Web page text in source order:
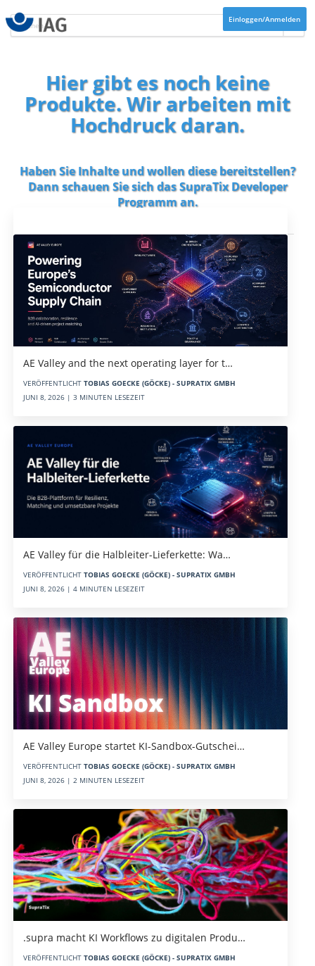
Einloggen/Anmelden
Hier gibt es noch keine
Produkte. Wir arbeiten mit
Hochdruck daran.
Haben Sie Inhalte und wollen diese bereitstellen?
Dann schauen Sie sich dasSupraTix Developer
Programman.
AE Valley and the next operating layer for t…
VERÖFFENTLICHT TOBIAS GOECKE (GÖCKE) - SUPRATIX GMBH
JUNI 8, 2026 | 3 MINUTEN LESEZEIT
AE Valley für die Halbleiter-Lieferkette: Wa…
VERÖFFENTLICHT TOBIAS GOECKE (GÖCKE) - SUPRATIX GMBH
JUNI 8, 2026 | 4 MINUTEN LESEZEIT
AE Valley Europe startet KI-Sandbox-Gutschei…
VERÖFFENTLICHT TOBIAS GOECKE (GÖCKE) - SUPRATIX GMBH
JUNI 8, 2026 | 2 MINUTEN LESEZEIT
.supra macht KI Workflows zu digitalen Produ…
VERÖFFENTLICHT TOBIAS GOECKE (GÖCKE) - SUPRATIX GMBH